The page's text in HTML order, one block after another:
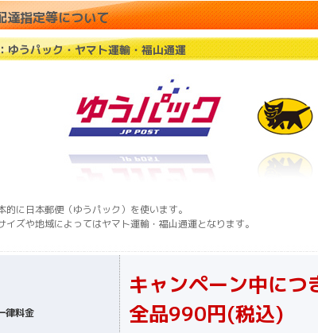
達指定等について
ゆうパック・ヤマト運輸・福山通運
的に日本郵便（ゆうパック）を使います。
イズや地域によってはヤマト運輸・福山通運となります。
律料金
キャンペーン中につ
全品990円(税込)